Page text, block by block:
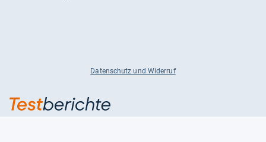
Datenschutz und Widerruf